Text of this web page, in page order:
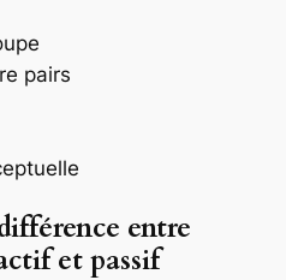
pairs
entre
et passif